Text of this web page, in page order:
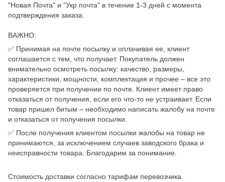
"Новая Почта" и "Укр почта" в течение 1-3 дней с момента
подтверждения заказа.
ВАЖНО:
✅ Принимая на почте посылку и оплачивая ее, клиент
соглашается с тем, что получает. Покупатель должен
внимательно осмотреть посылку: качество, размеры,
характеристики, мощности, комплектация и прочее – все это
проверяется при получении по почте. Клиент имеет право
отказаться от получения, если его что-то не устраивает. Если
товар пришел битым – необходимо написать жалобу на почте
и отказаться от получения посылки.
✅ После получения клиентом посылки жалобы на товар не
принимаются, за исключением случаев заводского брака и
неисправности товара. Благодарим за понимание.
Стоимость доставки согласно тарифам перевозчика.